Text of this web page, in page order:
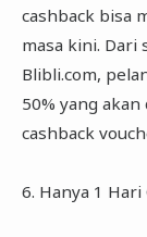
cashback bisa
masa kini. Dari
Blibli.com,
50% yang
cashback
6. Hanya 1 Hari